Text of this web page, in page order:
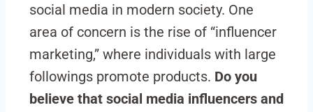
social media in modern society. One
area of concern is the rise of “influencer
marketing,” where individuals with large
followings promote products. Do you
believe that social media influencers and